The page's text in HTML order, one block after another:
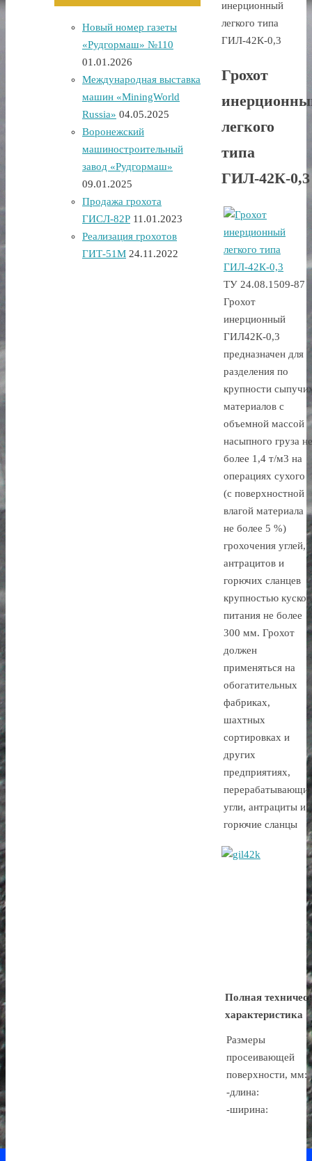
инерционный
легкого типа
ГИЛ-42К-0,3
Грохот
легкого
типа
ГИЛ-42К-0,3
ТУ 24.08.1509-87
Грохот
инерционный
ГИЛ42К-0,3
предназначен для
разделения по
крупности
материалов с
объемной массой
насыпного груза не
более 1,4 т/м3 на
операциях сухого
(с поверхностной
влагой материала
не более 5 %)
грохочения углей,
антрацитов и
горючих сланцев
крупностью кусков
питания не более
300 мм. Грохот
должен
применяться на
обогатительных
фабриках,
шахтных
сортировках и
других
предприятиях,
угли, антрациты и
горючие сланцы
Полная
характеристика
Размеры
просеивающей
поверхности, мм:
-длина:
-ширина:
Новый номер газеты
«Рудгормаш» №110
01.01.2026
Международная выставка
машин «MiningWorld
Russia» 04.05.2025
Воронежский
машиностроительный
завод «Рудгормаш»
09.01.2025
Продажа грохота
ГИСЛ-82Р 11.01.2023
Реализация грохотов
ГИТ-51М 24.11.2022